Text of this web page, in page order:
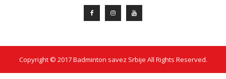
Copyright © 2017 Badminton savez Srbije All Rights Reserved.